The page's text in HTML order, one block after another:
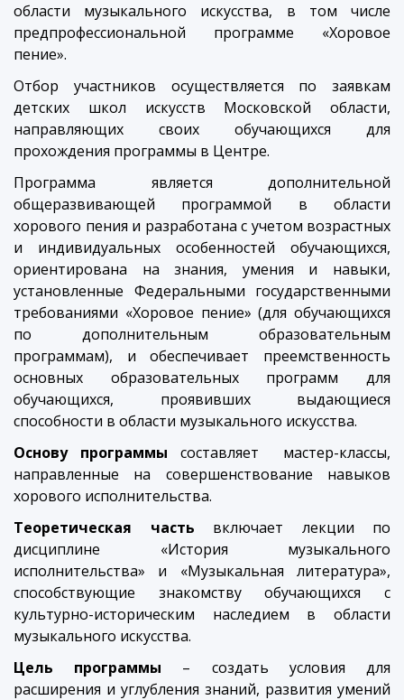
области музыкального искусства, в том числе
предпрофессиональной программе «Хоровое
пение».
Отбор участников осуществляется по заявкам
детских школ искусств Московской области,
направляющих своих обучающихся для
прохождения программы в Центре.
Программа является дополнительной
общеразвивающей программой в области
хорового пения и разработана с учетом возрастных
и индивидуальных особенностей обучающихся,
ориентирована на знания, умения и навыки,
установленные Федеральными государственными
требованиями «Хоровое пение» (для обучающихся
по дополнительным образовательным
программам), и обеспечивает преемственность
основных образовательных программ для
обучающихся, проявивших выдающиеся
способности в области музыкального искусства.
Основу программы составляет мастер-классы,
направленные на совершенствование навыков
хорового исполнительства.
Теоретическая часть включает лекции по
дисциплине «История музыкального
исполнительства» и «Музыкальная литература»,
способствующие знакомству обучающихся с
культурно-историческим наследием в области
музыкального искусства.
Цель программы – создать условия для
расширения и углубления знаний, развития умений